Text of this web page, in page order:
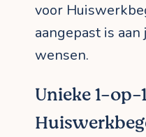
voor
aangepast is
wensen.
Unieke 1-op-